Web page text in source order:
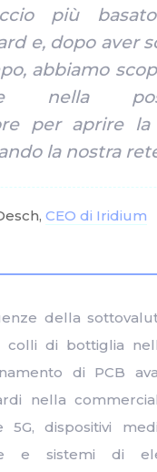
più
e, dopo aver
abbiamo
nella
per aprire la
la nostra
CEO di Iridium
della
colli di bottiglia
di PCB
nella
5G, dispositivi
e sistemi di